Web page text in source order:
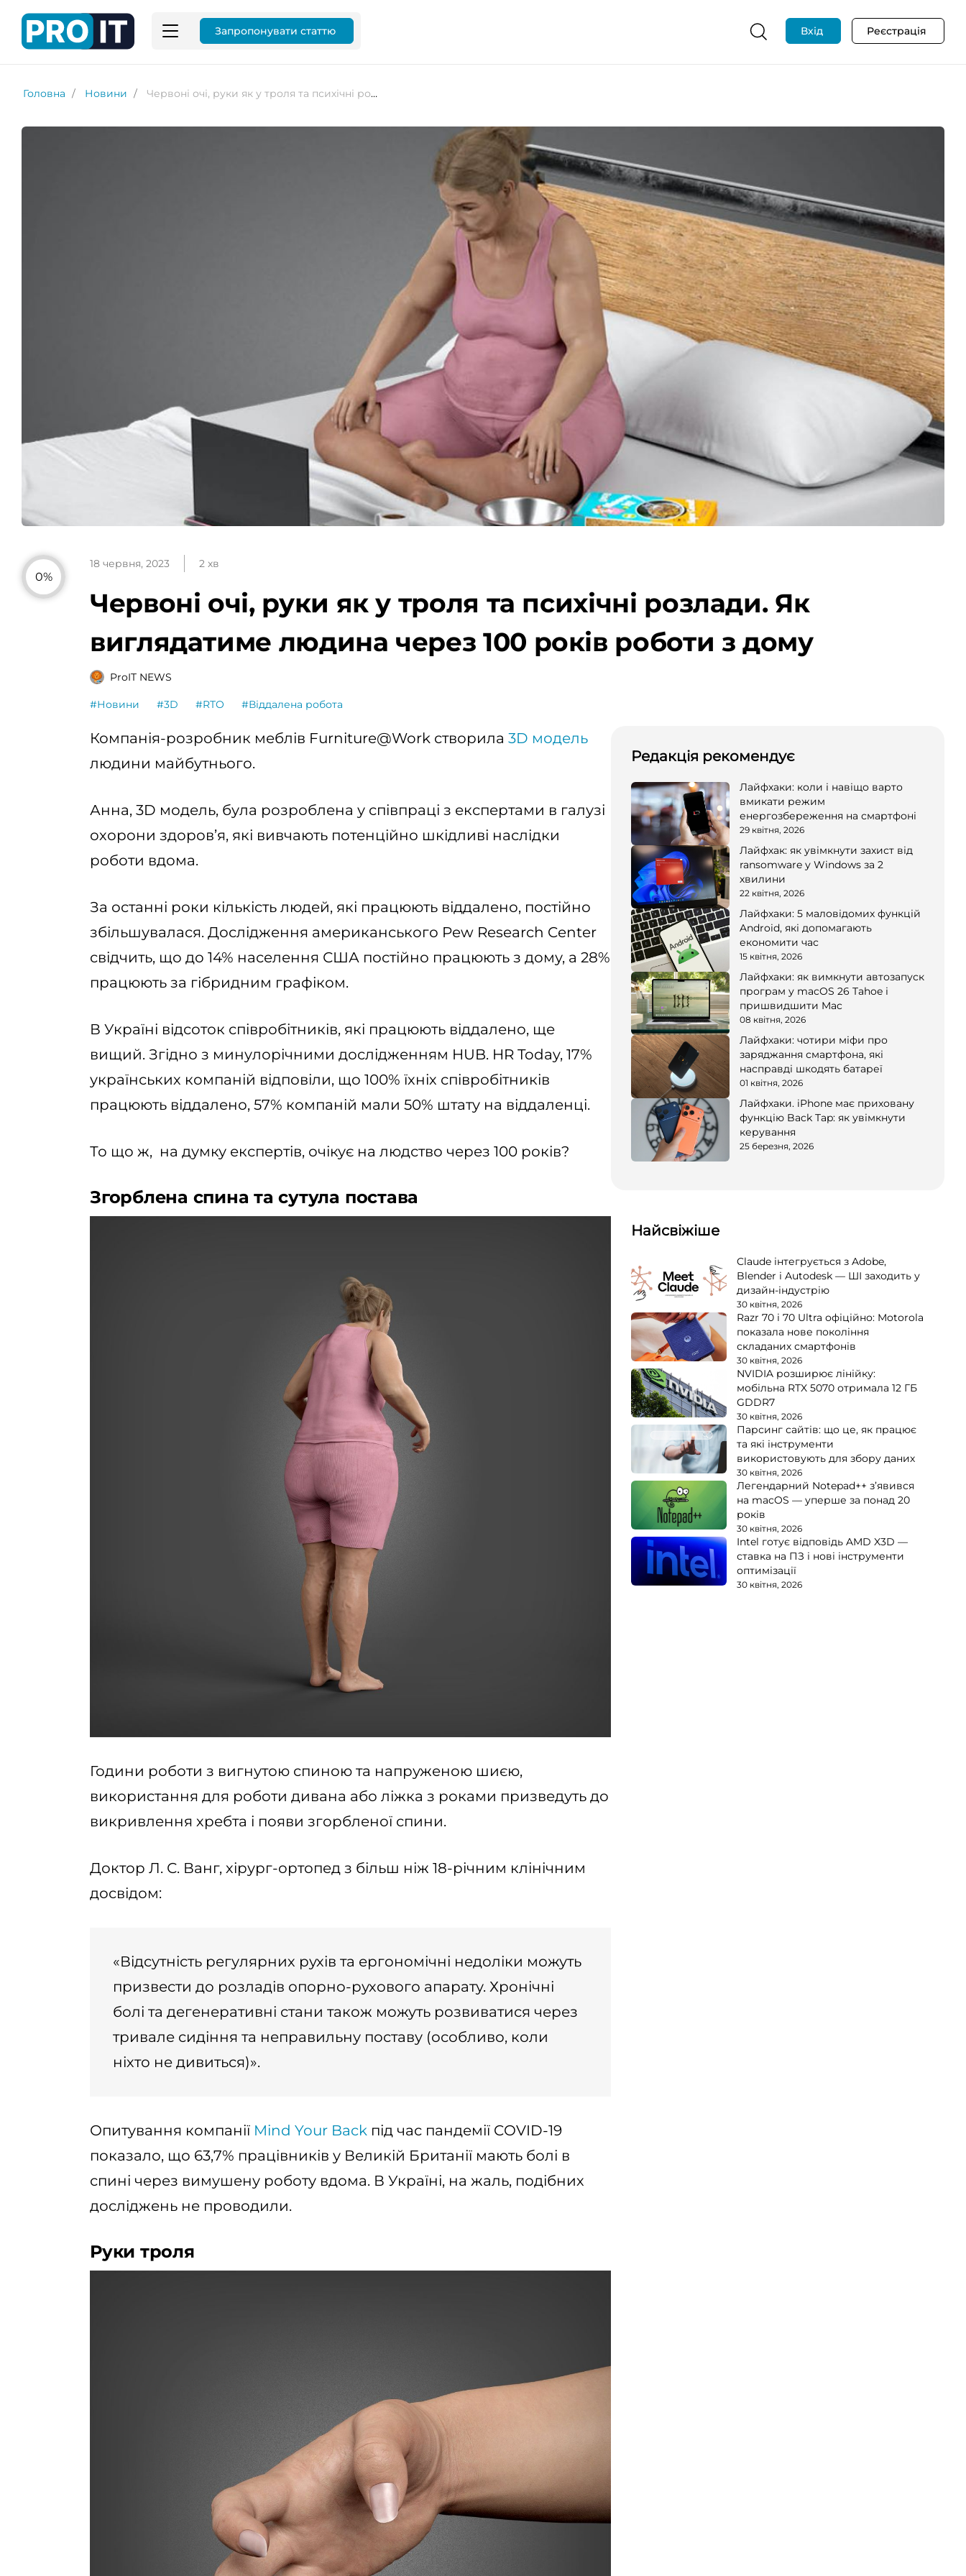
Запропонувати статтю Вхід Реєстрація
Головна Новини Червоні очі, руки як у троля та психічні розлади. Як виглядатиме людина через 100 років роботи з дому
0%
18 червня, 2023 2 хв
Червоні очі, руки як у троля та психічні розлади. Як
виглядатиме людина через 100 років роботи з дому
ProIT NEWS
#Новини #3D #RTO #Віддалена робота
Компанія-розробник меблів Furniture@Work створила 3D модель
людини майбутнього.
Анна, 3D модель, була розроблена у співпраці з експертами в галузі
охорони здоров’я, які вивчають потенційно шкідливі наслідки
роботи вдома.
За останні роки кількість людей, які працюють віддалено, постійно
збільшувалася. Дослідження американського Pew Research Center
свідчить, що до 14% населення США постійно працюють з дому, а 28%
працюють за гібридним графіком.
В Україні відсоток співробітників, які працюють віддалено, ще
вищий. Згідно з минулорічними дослідженням HUB. HR Today, 17%
українських компаній відповіли, що 100% їхніх співробітників
працюють віддалено, 57% компаній мали 50% штату на віддаленці.
То що ж, на думку експертів, очікує на людство через 100 років?
Згорблена спина та сутула постава
Години роботи з вигнутою спиною та напруженою шиєю,
використання для роботи дивана або ліжка з роками призведуть до
викривлення хребта і появи згорбленої спини.
Доктор Л. С. Ванг, хірург-ортопед з більш ніж 18-річним клінічним
досвідом:
«Відсутність регулярних рухів та ергономічні недоліки можуть
призвести до розладів опорно-рухового апарату. Хронічні
болі та дегенеративні стани також можуть розвиватися через
тривале сидіння та неправильну поставу (особливо, коли
ніхто не дивиться)».
Опитування компанії Mind Your Back під час пандемії COVID-19
показало, що 63,7% працівників у Великій Британії мають болі в
спині через вимушену роботу вдома. В Україні, на жаль, подібних
досліджень не проводили.
Руки троля
Редакція рекомендує
Лайфхаки: коли і навіщо варто
вмикати режим
енергозбереження на смартфоні
29 квітня, 2026
Лайфхак: як увімкнути захист від
ransomware у Windows за 2
хвилини
22 квітня, 2026
Лайфхаки: 5 маловідомих функцій
Android, які допомагають
економити час
15 квітня, 2026
Лайфхаки: як вимкнути автозапуск
програм у macOS 26 Tahoe і
пришвидшити Mac
08 квітня, 2026
Лайфхаки: чотири міфи про
заряджання смартфона, які
насправді шкодять батареї
01 квітня, 2026
Лайфхаки. iPhone має приховану
функцію Back Tap: як увімкнути
керування
25 березня, 2026
Найсвіжіше
Claude інтегрується з Adobe,
Blender і Autodesk — ШІ заходить у
дизайн-індустрію
30 квітня, 2026
Razr 70 і 70 Ultra офіційно: Motorola
показала нове покоління
складаних смартфонів
30 квітня, 2026
NVIDIA розширює лінійку:
мобільна RTX 5070 отримала 12 ГБ
GDDR7
30 квітня, 2026
Парсинг сайтів: що це, як працює
та які інструменти
використовують для збору даних
30 квітня, 2026
Легендарний Notepad++ з’явився
на macOS — уперше за понад 20
років
30 квітня, 2026
Intel готує відповідь AMD X3D —
ставка на ПЗ і нові інструменти
оптимізації
30 квітня, 2026